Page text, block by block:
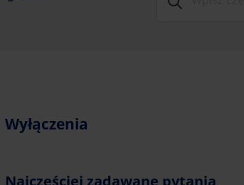
Wyłączenia
Najczęściej zadawane pytania